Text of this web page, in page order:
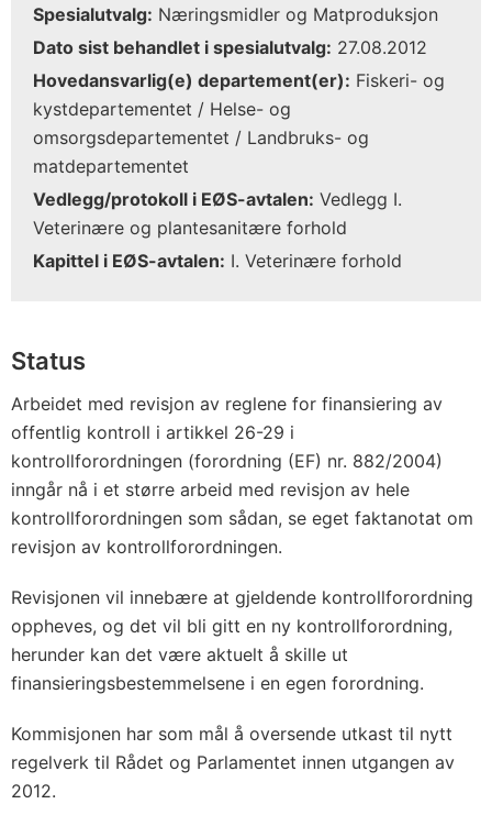
Spesialutvalg: Næringsmidler og Matproduksjon
Dato sist behandlet i spesialutvalg: 27.08.2012
Hovedansvarlig(e) departement(er): Fiskeri- og
kystdepartementet / Helse- og
omsorgsdepartementet / Landbruks- og
matdepartementet
Vedlegg/protokoll i EØS-avtalen: Vedlegg I.
Veterinære og plantesanitære forhold
Kapittel i EØS-avtalen: I. Veterinære forhold
Status
Arbeidet med revisjon av reglene for finansiering av
offentlig kontroll i artikkel 26-29 i
kontrollforordningen (forordning (EF) nr. 882/2004)
inngår nå i et større arbeid med revisjon av hele
kontrollforordningen som sådan, se eget faktanotat om
revisjon av kontrollforordningen.
Revisjonen vil innebære at gjeldende kontrollforordning
oppheves, og det vil bli gitt en ny kontrollforordning,
herunder kan det være aktuelt å skille ut
finansieringsbestemmelsene i en egen forordning.
Kommisjonen har som mål å oversende utkast til nytt
regelverk til Rådet og Parlamentet innen utgangen av
2012.